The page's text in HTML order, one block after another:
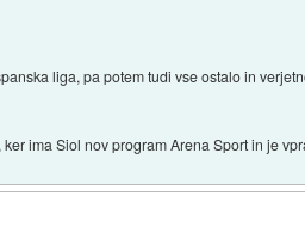
liga, pa potem tudi vse ostalo in
ima Siol nov program Arena Sport in je